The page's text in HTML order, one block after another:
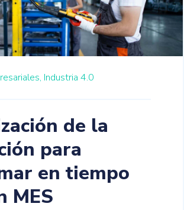
Industria 4.0
de la
para
en tiempo
MES